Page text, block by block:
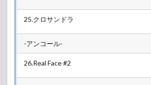
25.クロサンドラ
-アンコール-
26.Real Face #2